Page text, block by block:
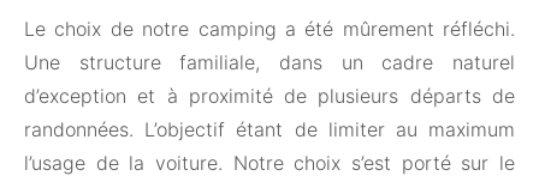
Le choix de notre camping a été mûrement réfléchi.
Une structure familiale, dans un cadre naturel
d’exception et à proximité de plusieurs départs de
randonnées. L’objectif étant de limiter au maximum
l’usage de la voiture. Notre choix s’est porté sur le